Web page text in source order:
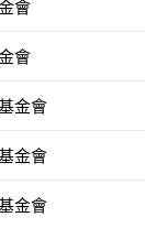
會
會
金會
金會
金會